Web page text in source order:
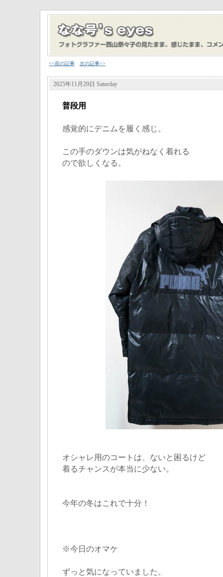
<<前の記事 次の記事>>
2025年11月29日 Saturday
普段用
感覚的にデニムを履く感じ。
この手のダウンは気がねなく着れる
ので欲しくなる。
オシャレ用のコートは、ないと困るけど
着るチャンスが本当に少ない。
今年の冬はこれで十分！
※今日のオマケ
ずっと気になっていました。